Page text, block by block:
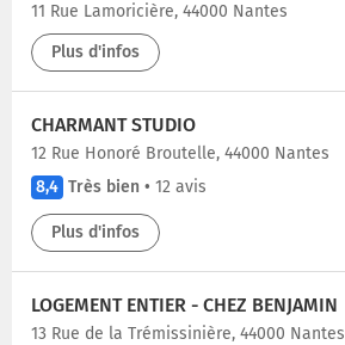
11 Rue Lamoricière, 44000 Nantes
Plus d'infos
CHARMANT STUDIO
12 Rue Honoré Broutelle, 44000 Nantes
8,4 Très bien • 12 avis
Plus d'infos
LOGEMENT ENTIER - CHEZ BENJAMIN
13 Rue de la Trémissinière, 44000 Nantes